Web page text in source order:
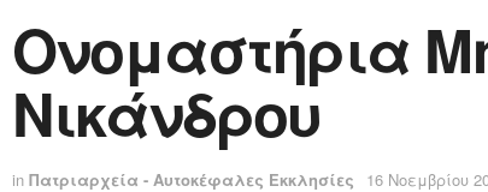
Ονομαστήρια
Νικάνδρου
in Πατριαρχεία - Αυτοκέφαλες Εκκλησίες 16 Νοεμβρίου